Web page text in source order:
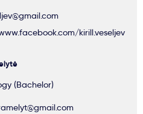
kirill.veseljev
(Bachelor)